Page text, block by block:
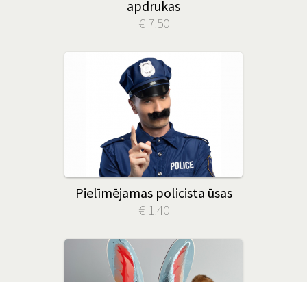
apdrukas
€ 7.50
Pielīmējamas policista ūsas
€ 1.40